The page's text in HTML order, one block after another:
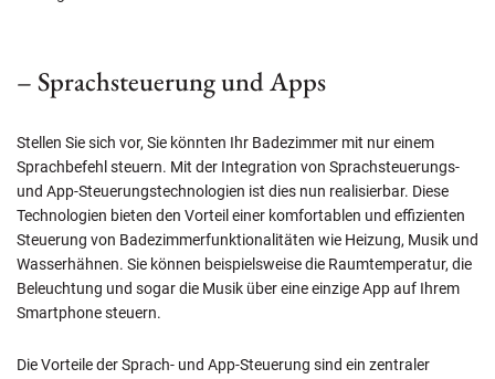
– Sprachsteuerung und Apps
Stellen Sie sich vor, Sie könnten Ihr Badezimmer mit nur einem
Sprachbefehl steuern. Mit der Integration von Sprachsteuerungs-
und App-Steuerungstechnologien ist dies nun realisierbar. Diese
Technologien bieten den Vorteil einer komfortablen und effizienten
Steuerung von Badezimmerfunktionalitäten wie Heizung, Musik und
Wasserhähnen. Sie können beispielsweise die Raumtemperatur, die
Beleuchtung und sogar die Musik über eine einzige App auf Ihrem
Smartphone steuern.
Die Vorteile der Sprach- und App-Steuerung sind ein zentraler